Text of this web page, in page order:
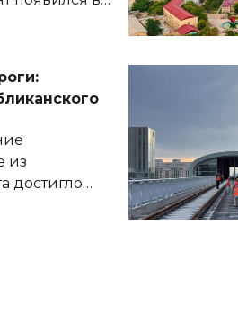
актов и на
из
достигло